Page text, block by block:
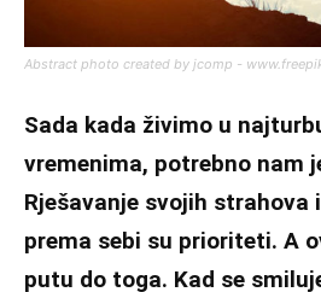
Abstract photo created by jcomp -
Sada kada živimo u
vremenima, potrebno nam
Rješavanje svojih strahova
prema sebi su prioriteti. A
putu do toga. Kad se